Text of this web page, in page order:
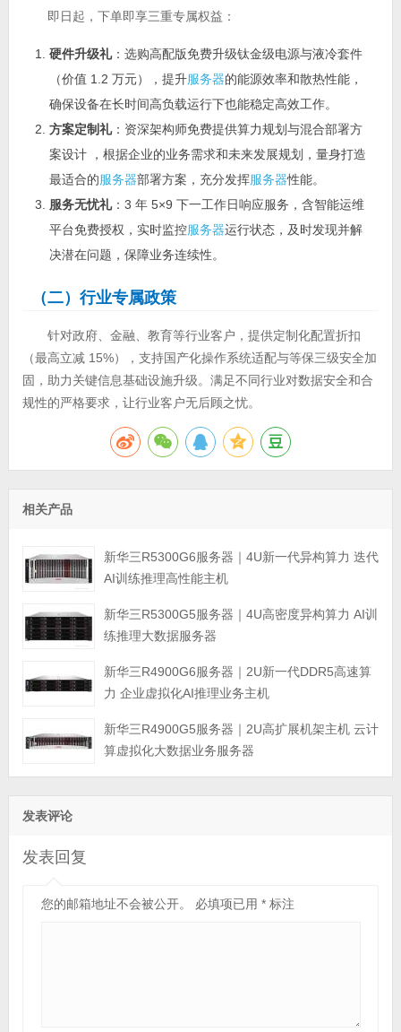
即日起，下单即享三重专属权益：
硬件升级礼：选购高配版免费升级钛金级电源与液冷套件
（价值 1.2 万元），提升服务器的能源效率和散热性能，
确保设备在长时间高负载运行下也能稳定高效工作。
方案定制礼：资深架构师免费提供算力规划与混合部署方
案设计 ，根据企业的业务需求和未来发展规划，量身打造
最适合的服务器部署方案，充分发挥服务器性能。
服务无忧礼：3 年 5×9 下一工作日响应服务，含智能运维
平台免费授权，实时监控服务器运行状态，及时发现并解
决潜在问题，保障业务连续性。
（二）行业专属政策
针对政府、金融、教育等行业客户，提供定制化配置折扣
（最高立减 15%），支持国产化操作系统适配与等保三级安全加
固，助力关键信息基础设施升级。满足不同行业对数据安全和合
规性的严格要求，让行业客户无后顾之忧。
相关产品
新华三R5300G6服务器｜4U新一代异构算力 迭代
AI训练推理高性能主机
新华三R5300G5服务器｜4U高密度异构算力 AI训
练推理大数据服务器
新华三R4900G6服务器｜2U新一代DDR5高速算
力 企业虚拟化AI推理业务主机
新华三R4900G5服务器｜2U高扩展机架主机 云计
算虚拟化大数据业务服务器
发表评论
发表回复
您的邮箱地址不会被公开。 必填项已用 *标注